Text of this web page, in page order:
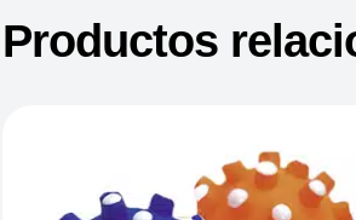
Productos